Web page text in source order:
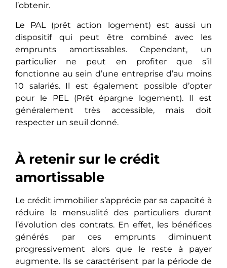
l’obtenir.
Le PAL (prêt action logement) est aussi un
dispositif qui peut être combiné avec les
emprunts amortissables. Cependant, un
particulier ne peut en profiter que s’il
fonctionne au sein d’une entreprise d’au moins
10 salariés. Il est également possible d’opter
pour le PEL (Prêt épargne logement). Il est
généralement très accessible, mais doit
respecter un seuil donné.
À retenir sur le crédit
amortissable
Le crédit immobilier s’apprécie par sa capacité à
réduire la mensualité des particuliers durant
l’évolution des contrats. En effet, les bénéfices
générés par ces emprunts diminuent
progressivement alors que le reste à payer
augmente. Ils se caractérisent par la période de